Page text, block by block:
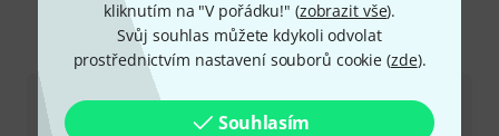
kliknutím na "V pořádku!" (zobrazit vše).
Svůj souhlas můžete kdykoli odvolat
prostřednictvím nastavení souborů cookie (zde).
Souhlasím
Kontaktujte nás
Zákaznický servis - Česko